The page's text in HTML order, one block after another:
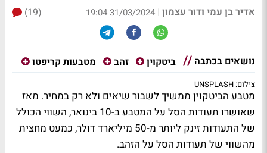
אדיר בן עמי ודור עצמון |
31/03/2024 19:04
(19)
נושאים בכתבה ביטקוין זהב מטבעות קריפטו
צילום: UNSPLASH
מטבע הביטקוין ממשיך לשבור שיאים ולא רק במחיר. מאז
שאושרו תעודות הסל על המטבע ב-10 בינואר, השווי הכולל
של התעודות זינק ליותר מ-50 מיליארד דולר, כמעט מחצית
מהשווי של תעודות הסל על הזהב.